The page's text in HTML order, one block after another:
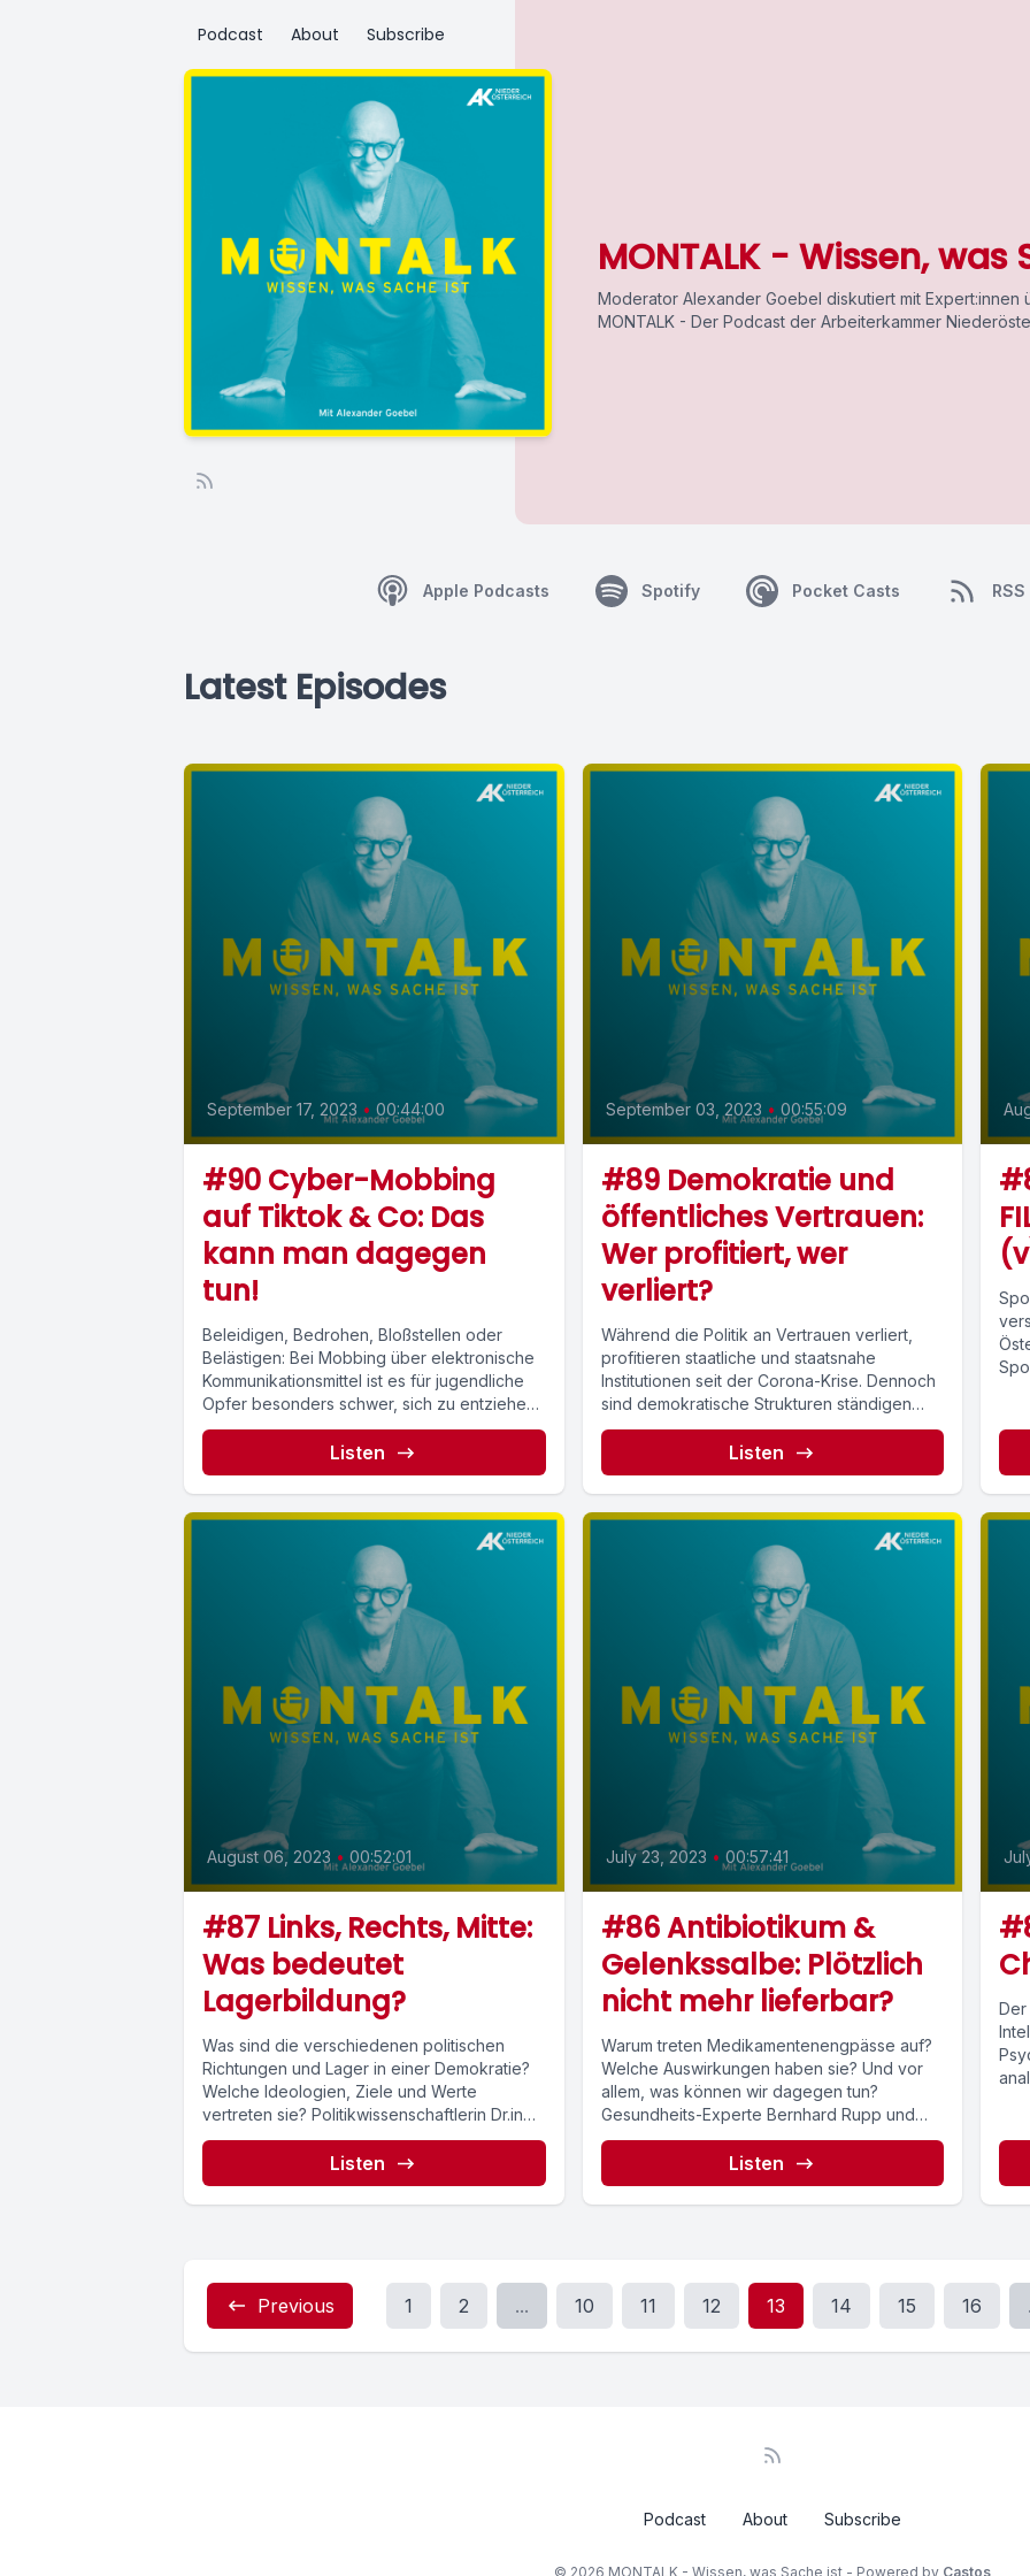
Podcast About Subscribe
MONTALK - Wissen, was
Moderator Alexander Goebel diskutiert mit
MONTALK - Der Podcast der Arbeiterkammer
Apple Podcasts Spotify Pocket Casts RSS
Latest Episodes
September 17, 2023 • 00:44:00
#90 Cyber-Mobbing
auf Tiktok & Co: Das
kann man dagegen
tun!
Beleidigen, Bedrohen, Bloßstellen oder
Belästigen: Bei Mobbing über elektronische
Kommunikationsmittel ist es für jugendliche
Opfer besonders schwer, sich zu entziehen.
Wie man sich dagegen...
Listen
September 03, 2023 • 00:55:09
#89 Demokratie und
öffentliches Vertrauen:
Wer profitiert, wer
verliert?
Während die Politik an Vertrauen verliert,
profitieren staatliche und staatsnahe
Institutionen seit der Corona-Krise. Dennoch
sind demokratische Strukturen ständigen
Angriffen ausgesetzt. Wie sich dieser...
Listen
August 06, 2023 • 00:52:01
#87 Links, Rechts, Mitte:
Was bedeutet
Lagerbildung?
Was sind die verschiedenen politischen
Richtungen und Lager in einer Demokratie?
Welche Ideologien, Ziele und Werte
vertreten sie? Politikwissenschaftlerin Dr.in
Katrin Praprotnik von der...
Listen
July 23, 2023 • 00:57:41
#86 Antibiotikum &
Gelenkssalbe: Plötzlich
nicht mehr lieferbar?
Warum treten Medikamentenengpässe auf?
Welche Auswirkungen haben sie? Und vor
allem, was können wir dagegen tun?
Gesundheits-Experte Bernhard Rupp und
Apothekerkammer NÖ-Präsident Heinz
Listen
Previous 1 2 ... 10 11 12 13 14 15 16
Podcast About Subscribe
© 2026 MONTALK - Wissen, was Sache ist - Powered by Castos